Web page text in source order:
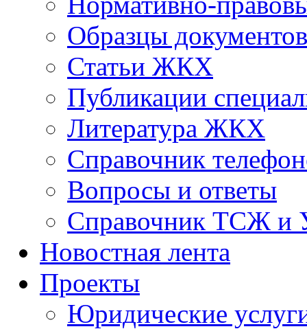
Образцы документов
Статьи ЖКХ
Публикации
Литература ЖКХ
Справочник
Вопросы и ответы
Справочник ТСЖ и
Новостная лента
Проекты
Юридические